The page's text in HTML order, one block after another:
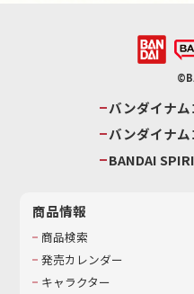
バンダイナ
バンダイナ
BANDAI
商品情報
商品検索
発売カレンダー
キャラクター